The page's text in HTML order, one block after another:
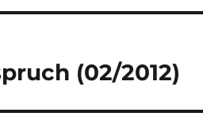
(02/2012)